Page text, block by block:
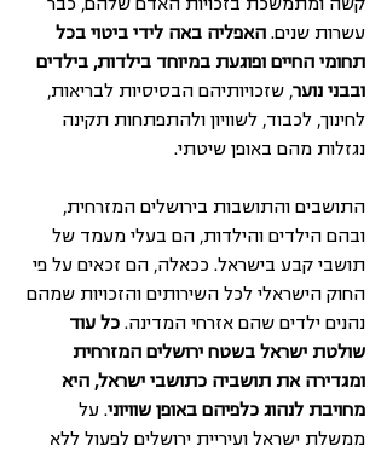
עשרות שנים. האפליה באה לידי ביטוי בכל
תחומי החיים ופוגעת במיוחד בילדות, בילדים
ובבני נוער, שזכויותיהם הבסיסיות לבריאות,
לחינוך, לכבוד, לשוויון ולהתפתחות תקינה
נגזלות מהם באופן שיטתי.
התושבים והתושבות בירושלים המזרחית,
ובהם הילדים והילדות, הם בעלי מעמד של
תושבי קבע בישראל. ככאלה, הם זכאים על פי
החוק הישראלי לכל השירותים והזכויות שמהם
נהנים ילדים שהם אזרחי המדינה. כל עוד
שולטת ישראל בשטח ירושלים המזרחית
ומגדירה את תושביה כתושבי ישראל, היא
מחויבת לנהוג כלפיהם באופן שוויוני. על
ממשלת ישראל ועיריית ירושלים לפעול ללא